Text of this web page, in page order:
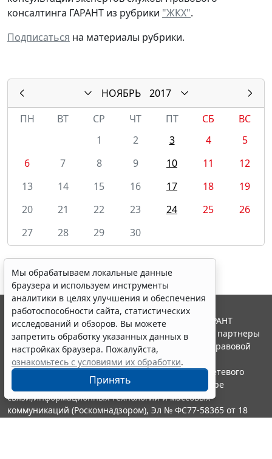
консалтинга ГАРАНТ из рубрики "ЖКХ".
Подписаться на материалы рубрики.
НОЯБРЬ
2017
ПН
ВТ СР ЧТ ПТ СБ
ВС
1
2 3 4
5
6
7 8 9 10 11
12
13
14 15 16 17 18
19
20
21 22 23 24 25
26
27
28 29 30
Мы обрабатываем локальные данные
браузера и используем инструменты
аналитики в целях улучшения и обеспечения
работоспособности сайта, статистических
исследований и обзоров. Вы можете
запретить обработку указанных данных в
настройках браузера. Пожалуйста,
ознакомьтесь с условиями их обработки.
Принять
© ООО "НПП "ГАРАНТ-СЕРВИС", 2026. Система ГАРАНТ
выпускается с 1990 года. Компания "Гарант" и ее партнеры
являются участниками Российской ассоциации правовой
информации ГАРАНТ.
Портал ГАРАНТ.РУ зарегистрирован в качестве сетевого
издания Федеральной службой по надзору в сфере
связи,информационных технологий и массовых
коммуникаций (Роскомнадзором), Эл № ФС77-58365 от 18